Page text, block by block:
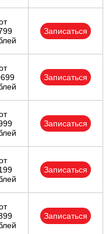
Записаться
Записаться
Записаться
Записаться
Записаться